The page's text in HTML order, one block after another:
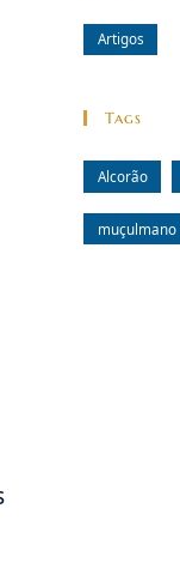
Artigos
Tags
Alcorão
muçulmano